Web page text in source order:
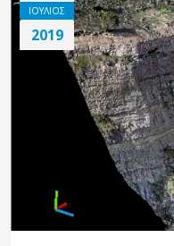
ΙΟΥΛΙΟΣ
2019